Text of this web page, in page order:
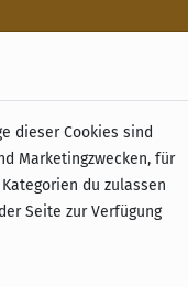
Tage Rückgabe
dieser Cookies sind
Marketingzwecken, für
du zulassen
Seite zur Verfügung